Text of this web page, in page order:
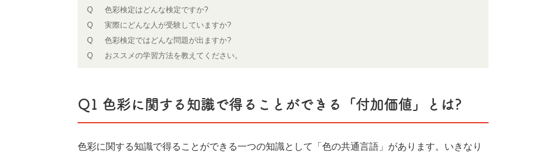
Q2 色彩検定はどんな検定ですか?
Q3 実際にどんな人が受験していますか?
Q4 色彩検定ではどんな問題が出ますか?
Q5 おススメの学習方法を教えてください。
Q1 色彩に関する知識で得ることができる「付加価値」とは?
色彩に関する知識で得ることができる一つの知識として「色の共通言語」があります。いきなり